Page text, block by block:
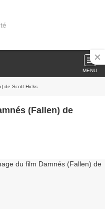
MENU
de Scott Hicks
(Fallen) de